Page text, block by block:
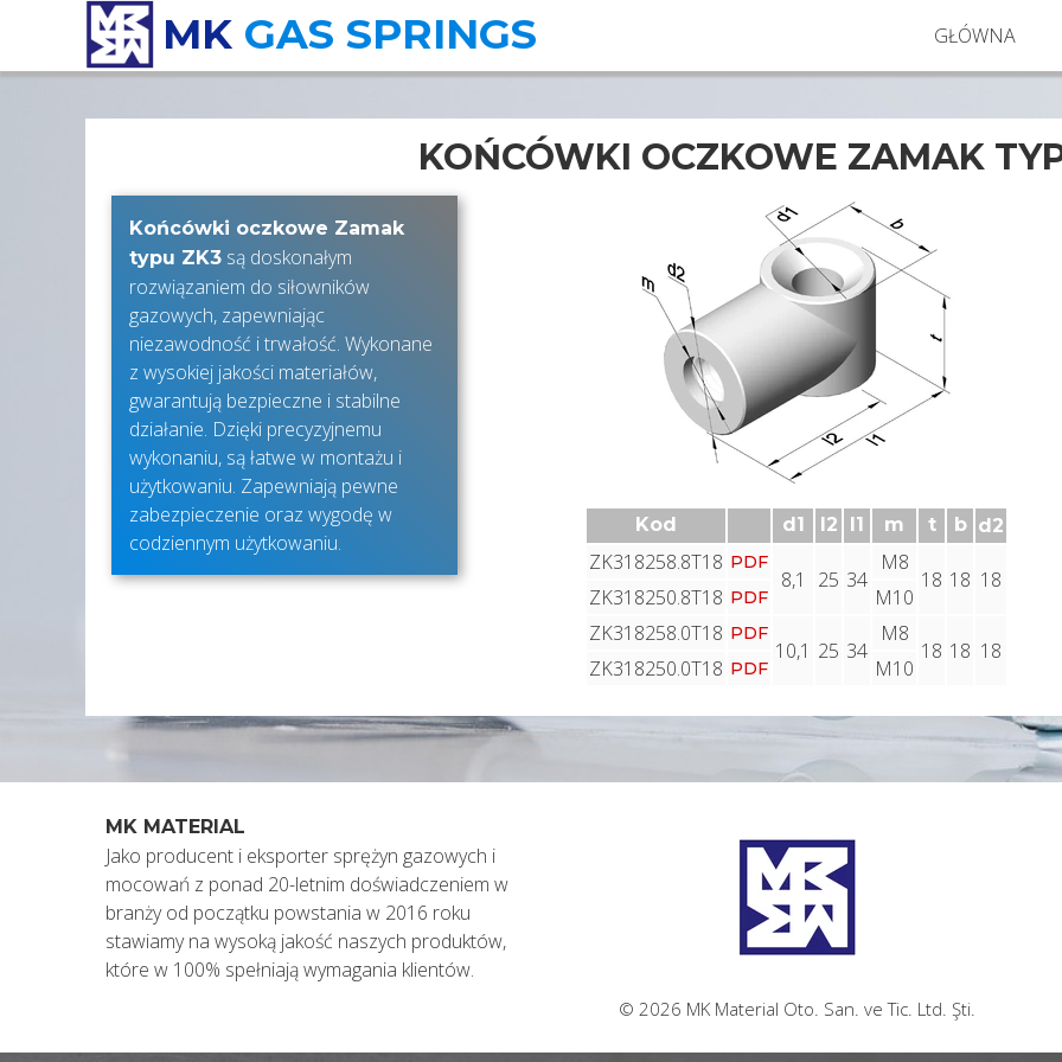
MK GAS SPRINGS GŁÓWNA
Końcówki oczkowe Zamak
typu ZK3 są doskonałym
rozwiązaniem do siłowników
gazowych, zapewniając
niezawodność i trwałość. Wykonane
z wysokiej jakości materiałów,
gwarantują bezpieczne i stabilne
działanie. Dzięki precyzyjnemu
wykonaniu, są łatwe w montażu i
użytkowaniu. Zapewniają pewne
zabezpieczenie oraz wygodę w
codziennym użytkowaniu.
KOŃCÓWKI OCZKOWE ZAMAK
Kod
d1 l2 l1 m t b d2
ZK318258.8T18 PDF
8,1 25 34
M8
18 18 18
ZK318250.8T18 PDF
M10
ZK318258.0T18 PDF
10,1 25 34
M8
18 18 18
ZK318250.0T18 PDF M10
MK MATERIAL
Jako producent i eksporter sprężyn gazowych i
mocowań z ponad 20-letnim doświadczeniem w
branży od początku powstania w 2016 roku
stawiamy na wysoką jakość naszych produktów,
które w 100% spełniają wymagania klientów.
© 2026 MK Material Oto. San. ve Tic. Ltd. Şti.